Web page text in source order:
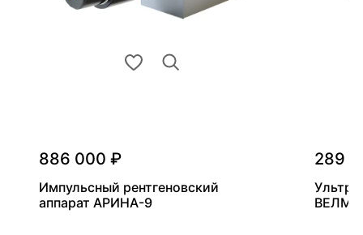
886 000 ₽
Импульсный рентгеновский
аппарат АРИНА-9
289